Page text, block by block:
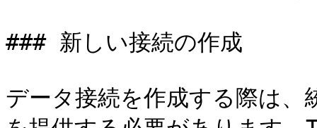
### 新しい接続の作成
データ接続を作成する際は